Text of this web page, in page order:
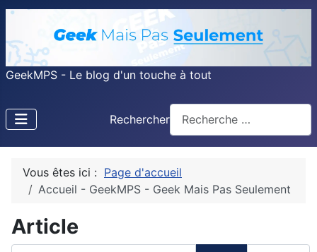
GeekMPS - Le blog d'un touche à tout
Rechercher
Vous êtes ici : Page d'accueil
Accueil - GeekMPS - Geek Mais Pas Seulement
Article